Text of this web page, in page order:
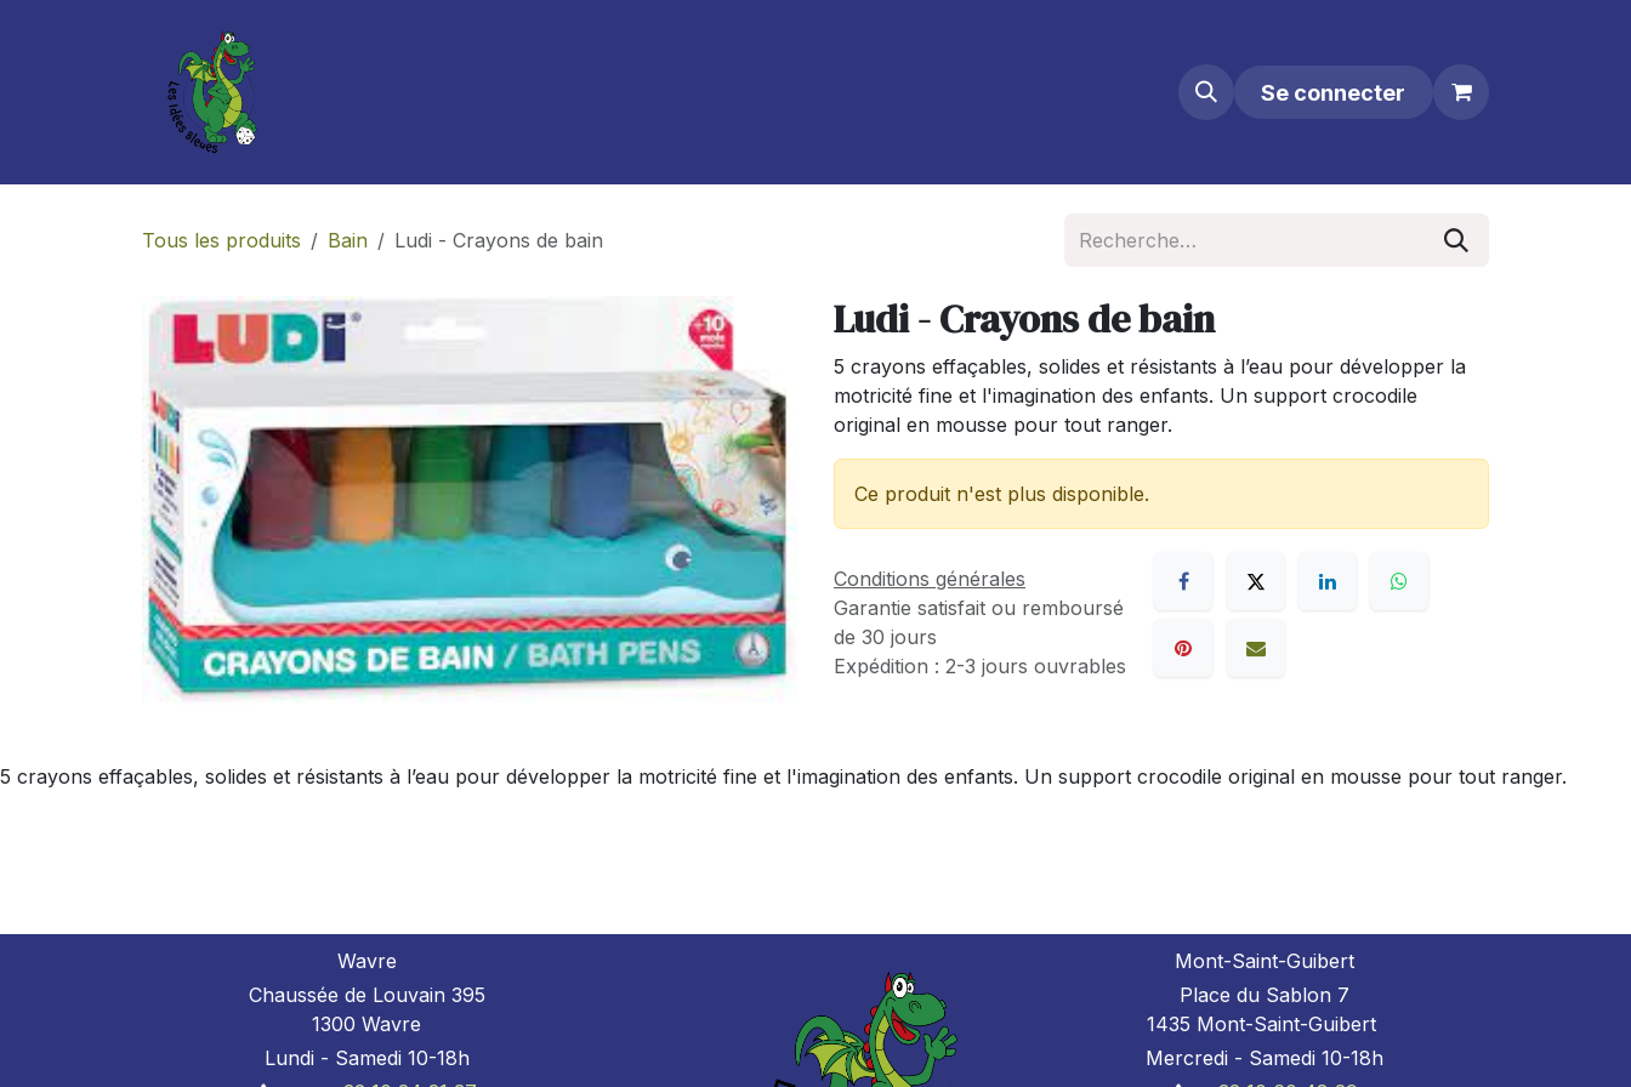
Se connecter
Tous les produits Bain Ludi - Crayons de bain
Ludi - Crayons de bain
5 crayons effaçables, solides et résistants à l’eau pour développer la
motricité fine et l'imagination des enfants. Un support crocodile
original en mousse pour tout ranger.
Ce produit n'est plus disponible.
Conditions générales
Garantie satisfait ou remboursé
de 30 jours
Expédition : 2-3 jours ouvrables
5 crayons effaçables, solides et résistants à l’eau pour développer la motricité fine et l'imagination des enfants. Un support crocodile original en mousse pour tout ranger.
Wavre
Chaussée de Louvain 395
1300 Wavre
Lundi - Samedi 10-18h
Mont-Saint-Guibert
Place du Sablon 7
1435 Mont-Saint-Guibert
Mercredi - Samedi 10-18h